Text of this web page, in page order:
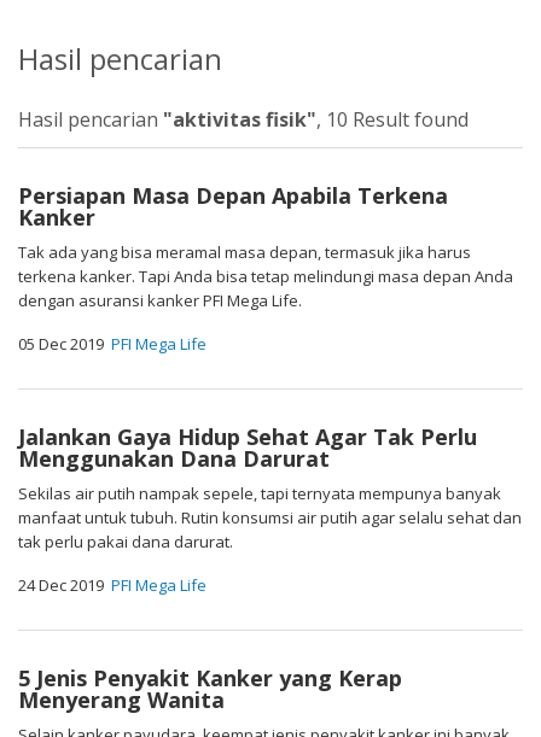
Hasil pencarian
Hasil pencarian "aktivitas fisik", 10 Result found
Persiapan Masa Depan Apabila Terkena
Kanker
Tak ada yang bisa meramal masa depan, termasuk jika harus
terkena kanker. Tapi Anda bisa tetap melindungi masa depan Anda
dengan asuransi kanker PFI Mega Life.
05 Dec 2019 PFI Mega Life
Jalankan Gaya Hidup Sehat Agar Tak Perlu
Menggunakan Dana Darurat
Sekilas air putih nampak sepele, tapi ternyata mempunya banyak
manfaat untuk tubuh. Rutin konsumsi air putih agar selalu sehat dan
tak perlu pakai dana darurat.
24 Dec 2019 PFI Mega Life
5 Jenis Penyakit Kanker yang Kerap
Menyerang Wanita